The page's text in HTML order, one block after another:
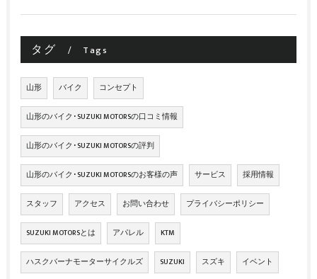
タグ Tags
山形 バイク コンセプト
山形のバイク･SUZUKI MOTORSの口コミ情報
山形のバイク･SUZUKI MOTORSの評判
山形のバイク･SUZUKI MOTORSのお客様の声 サービス 採用情報
スタッフ アクセス お問い合わせ プライバシーポリシー
SUZUKI MOTORSとは アパレル KTM
ハスクバーナモーターサイクルズ SUZUKI スズキ イベント